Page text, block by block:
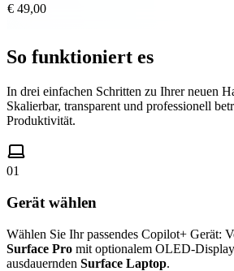
€ 49,00
So funktioniert es
In drei einfachen Schritten zu Ihrer neuen
Skalierbar, transparent und professionell
Produktivität.
01
Gerät wählen
Wählen Sie Ihr passendes Copilot+ Gerät:
Surface Pro mit optionalem OLED-
ausdauernden Surface Laptop.